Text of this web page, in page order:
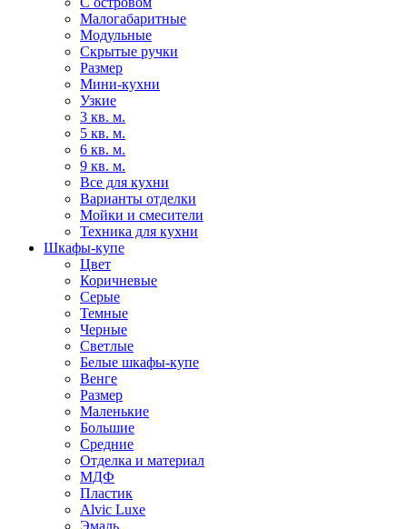
Малогабаритные
Модульные
Скрытые ручки
Размер
Мини-кухни
Узкие
3 кв. м.
5 кв. м.
6 кв. м.
9 кв. м.
Все для кухни
Варианты отделки
Мойки и смесители
Техника для кухни
Шкафы-купе
Цвет
Коричневые
Серые
Темные
Черные
Светлые
Белые шкафы-купе
Венге
Размер
Маленькие
Большие
Средние
Отделка и материал
МДФ
Пластик
Alvic Luxe
Эмаль